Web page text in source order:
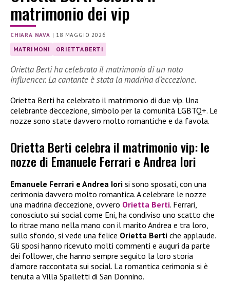
matrimonio dei vip
CHIARA NAVA | 18 MAGGIO 2026
MATRIMONI ORIETTA BERTI
Orietta Berti ha celebrato il matrimonio di un noto
influencer. La cantante è stata la madrina d’eccezione.
Orietta Berti ha celebrato il matrimonio di due vip. Una
celebrante d’eccezione, simbolo per la comunità LGBTQ+. Le
nozze sono state davvero molto romantiche e da favola.
Orietta Berti celebra il matrimonio vip: le
nozze di Emanuele Ferrari e Andrea Iori
Emanuele Ferrari e Andrea Iori si sono sposati, con una
cerimonia davvero molto romantica. A celebrare le nozze
una madrina d’eccezione, ovvero Orietta Berti. Ferrari,
conosciuto sui social come Eni, ha condiviso uno scatto che
lo ritrae mano nella mano con il marito Andrea e tra loro,
sullo sfondo, si vede una felice Orietta Berti che applaude.
Gli sposi hanno ricevuto molti commenti e auguri da parte
dei follower, che hanno sempre seguito la loro storia
d’amore raccontata sui social. La romantica cerimonia si è
tenuta a Villa Spalletti di San Donnino.